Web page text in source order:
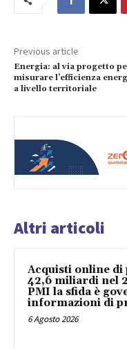
Previous article
Energia: al via progetto
misurare l’efficienza
a livello territoriale
Altri articoli
Acquisti online di
42,6 miliardi nel
PMI la sfida è
informazioni di
6 Agosto 2026